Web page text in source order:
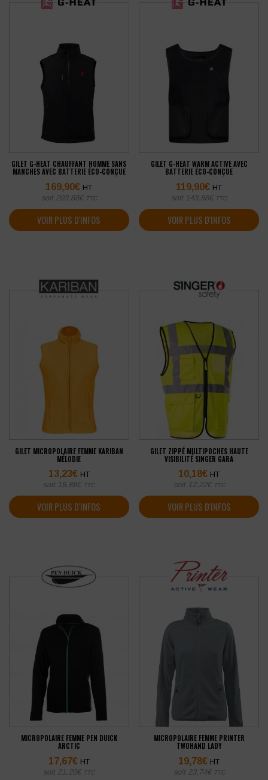
GILET G-HEAT CHAUFFANT HOMME SANS
MANCHES AVEC BATTERIE ÉCO-CONÇUE
169,90€ HT
soit 203,88€ TTC
VOIR PLUS D'INFOS
GILET G-HEAT WARM ACTIVE AVEC
BATTERIE ÉCO-CONÇUE
119,90€ HT
soit 143,88€ TTC
VOIR PLUS D'INFOS
GILET MICROPOLAIRE FEMME KARIBAN
MÉLODIE
13,23€ HT
soit 15,88€ TTC
VOIR PLUS D'INFOS
GILET ZIPPÉ MULTIPOCHES HAUTE
VISIBILITÉ SINGER GARA
10,18€ HT
soit 12,22€ TTC
VOIR PLUS D'INFOS
MICROPOLAIRE FEMME PEN DUICK
ARCTIC
17,67€ HT
soit 21,20€ TTC
MICROPOLAIRE FEMME PRINTER
TWOHAND LADY
19,78€ HT
soit 23,74€ TTC